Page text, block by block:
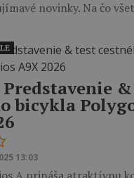
novinky. Na čo
Predstavenie
bicykla
13:03